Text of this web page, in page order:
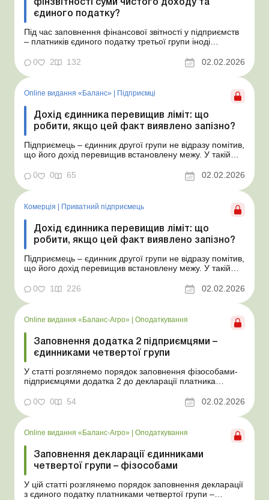
фінзвітності суми чистого доходу та
єдиного податку?
Під час заповнення фінансової звітності у підприємств
– платників єдиного податку третьої групи іноді
статті відповімо на запитання, пов’язані з
відображенням у фінзвітності сум чистого доходу та
єдиного податку. Іноді в юридичних осі...
0 2 132 02.02.2026
Online видання «Баланс» Підприємці
Дохід єдинника перевищив ліміт: що
робити, якщо цей факт виявлено запізно?
Підприємець – єдинник другої групи не відразу помітив,
що його дохід перевищив встановлену межу. У такій
Про те, що саме слід зробити, як подати звітність за
2025 рік і чого очікувати далі – читайте у статті. Баланс
№ 5 від 3 лютого...
0 0 65 02.02.2026
Комерція | Приватний підприємець
Дохід єдинника перевищив ліміт: що
робити, якщо цей факт виявлено запізно?
Підприємець – єдинник другої групи не відразу помітив,
що його дохід перевищив встановлену межу. У такій
Про те, що саме слід зробити, як подати звітність за
2025 рік і чого очікувати далі – читайте у статті.
Підприємець – платн...
0 1 226 02.02.2026
Online видання «Баланс-Агро» | Оподаткування
Заповнення додатка 2 підприємцями –
єдинниками четвертої групи
У статті розглянемо порядок заповнення фізособами-
підприємцями додатка 2 до декларації платника
3 лютого 2026 року Додаток 2 до декларації платника
єдиного податку (далі – ЄП) четвертої групи
заповнюють тільки фізособи-підприємці, які ство...
0 0 54 02.02.2026
Online видання «Баланс-Агро» Оподаткування
Заповнення декларації єдинниками
четвертої групи – фізособами
У цій статті розглянемо порядок заповнення декларації
з єдиного податку платниками четвертої групи –